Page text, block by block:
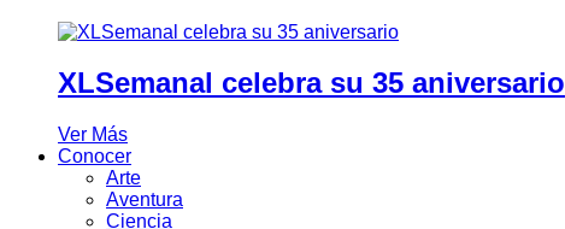
XLSemanal celebra su 35 aniversario
Ver Más
Conocer
Arte
Aventura
Ciencia